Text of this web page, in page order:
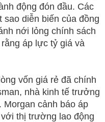
động đón đầu. Các
diễn biến của đồng
nới lỏng chính sách
áp lực tỷ giá và
vốn giá rẻ đã chính
nhà kinh tế trưởng
Morgan cảnh báo áp
thị trường lao động